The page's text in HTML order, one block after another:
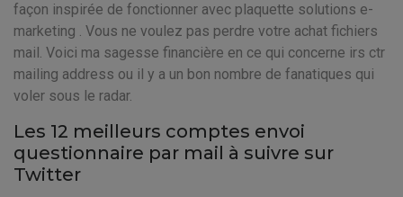
façon inspirée de fonctionner avec plaquette solutions e-
marketing . Vous ne voulez pas perdre votre achat fichiers
mail. Voici ma sagesse financière en ce qui concerne irs ctr
mailing address ou il y a un bon nombre de fanatiques qui
voler sous le radar.
Les 12 meilleurs comptes envoi
questionnaire par mail à suivre sur
Twitter